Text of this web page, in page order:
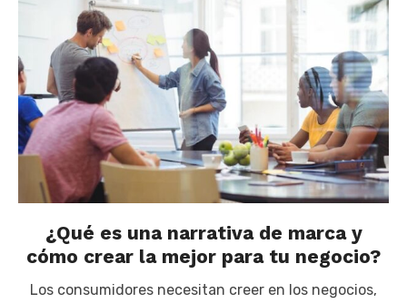
¿Qué es una narrativa de marca y
cómo crear la mejor para tu negocio?
Los consumidores necesitan creer en los negocios,